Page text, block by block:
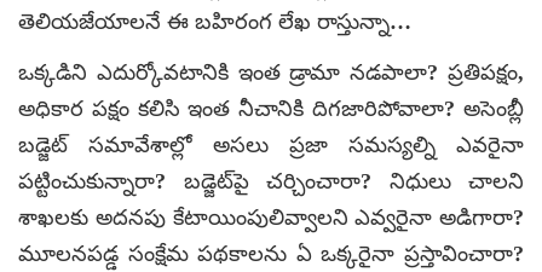
తెలియజేయాలనే ఈ బహిరంగ లేఖ రాస్తున్నా…
ఒక్కడిని ఎదుర్కోవటానికి ఇంత డ్రామా నడపాలా? ప్రతిపక్షం,
అధికార పక్షం కలిసి ఇంత నీచానికి దిగజారిపోవాలా? అసెంబ్లీ
బడ్జెట్ సమావేశాల్లో అసలు ప్రజా సమస్యల్ని ఎవరైనా
పట్టించుకున్నారా? బడ్జెట్‌పై చర్చించారా? నిధులు చాలని
శాఖలకు అదనపు కేటాయింపులివ్వాలని ఎవ్వరైనా అడిగారా?
మూలనపడ్డ సంక్షేమ పథకాలను ఏ ఒక్కరైనా ప్రస్తావించారా?